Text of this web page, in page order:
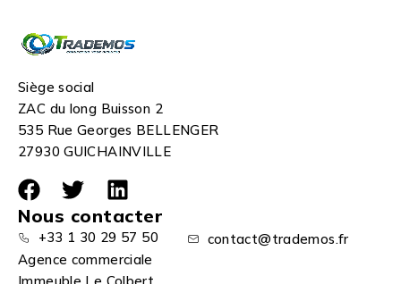
Siège social
ZAC du long Buisson 2
535 Rue Georges BELLENGER
27930 GUICHAINVILLE
Nous contacter
+33 1 30 29 57 50
contact@trademos.fr
Agence commerciale